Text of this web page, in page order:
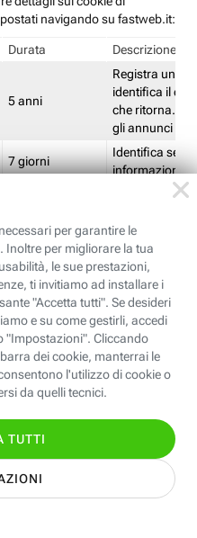
navigando su fastweb.it:
Durata Descrizione
5 anni
Registra un ID
identifica il
che ritorna.
gli annunci
7 giorni
Identifica se
informazioni
Limite di
1 giorno
Identifica se
ricontrollare
corrispondenti
(impostata da
14 giorni
Identifica se
ricontrollare
corrispondenti
(impostata da
pagine
7 giorni
Identifica la
banner
Identifica la